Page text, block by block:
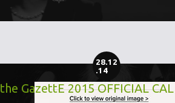
28.12
.14
the GazettE 2015 OFFICIAL